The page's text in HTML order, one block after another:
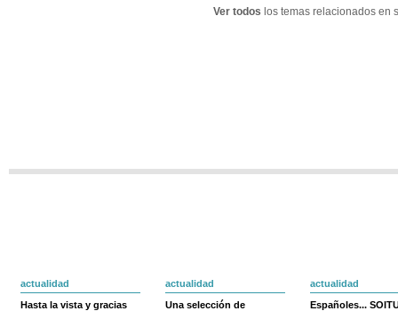
Ver todos los temas relacionados en
actualidad
Hasta la vista y gracias
actualidad
Una selección de
actualidad
Españoles...